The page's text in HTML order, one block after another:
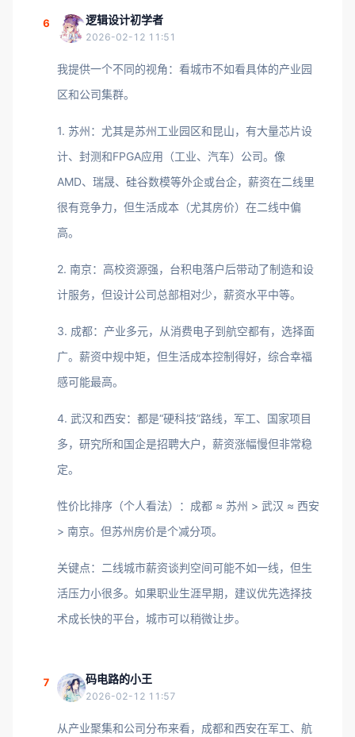
6 逻辑设计初学者
2026-02-12 11:51
我提供一个不同的视角：看城市不如看具体的产业园
区和公司集群。
1. 苏州：尤其是苏州工业园区和昆山，有大量芯片设
计、封测和FPGA应用（工业、汽车）公司。像
AMD、瑞晟、硅谷数模等外企或台企，薪资在二线里
很有竞争力，但生活成本（尤其房价）在二线中偏
高。
2. 南京：高校资源强，台积电落户后带动了制造和设
计服务，但设计公司总部相对少，薪资水平中等。
3. 成都：产业多元，从消费电子到航空都有，选择面
广。薪资中规中矩，但生活成本控制得好，综合幸福
感可能最高。
4. 武汉和西安：都是“硬科技”路线，军工、国家项目
多，研究所和国企是招聘大户，薪资涨幅慢但非常稳
定。
性价比排序（个人看法）：成都 ≈ 苏州 > 武汉 ≈ 西安
> 南京。但苏州房价是个减分项。
关键点：二线城市薪资谈判空间可能不如一线，但生
活压力小很多。如果职业生涯早期，建议优先选择技
术成长快的平台，城市可以稍微让步。
7 码电路的小王
2026-02-12 11:57
从产业聚集和公司分布来看，成都和西安在军工、航